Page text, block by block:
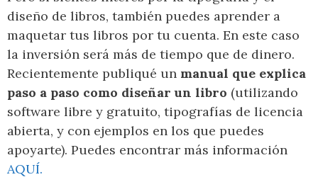
diseño de libros, también puedes aprender a
maquetar tus libros por tu cuenta. En este caso
la inversión será más de tiempo que de dinero.
Recientemente publiqué un manual que explica
paso a paso como diseñar un libro (utilizando
software libre y gratuito, tipografías de licencia
abierta, y con ejemplos en los que puedes
apoyarte). Puedes encontrar más información
AQUÍ.